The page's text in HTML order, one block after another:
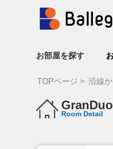
お部屋を探す
TOPページ 沿線
Room Detail